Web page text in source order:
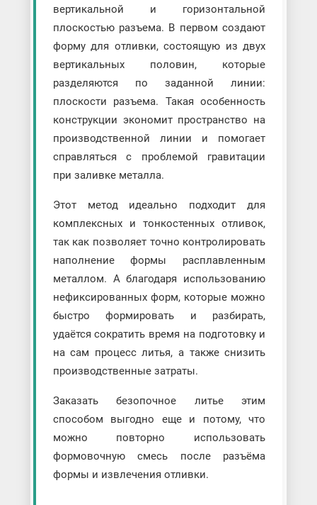
вертикальной и горизонтальной
плоскостью разъема. В первом создают
форму для отливки, состоящую из двух
вертикальных половин, которые
разделяются по заданной линии:
плоскости разъема. Такая особенность
конструкции экономит пространство на
производственной линии и помогает
справляться с проблемой гравитации
при заливке металла.
Этот метод идеально подходит для
комплексных и тонкостенных отливок,
так как позволяет точно контролировать
наполнение формы расплавленным
металлом. А благодаря использованию
нефиксированных форм, которые можно
быстро формировать и разбирать,
удаётся сократить время на подготовку и
на сам процесс литья, а также снизить
производственные затраты.
Заказать безопочное литье этим
способом выгодно еще и потому, что
можно повторно использовать
формовочную смесь после разъёма
формы и извлечения отливки.